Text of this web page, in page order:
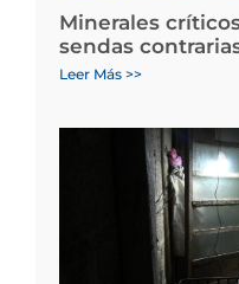
Minerales
sendas
Leer Más >>